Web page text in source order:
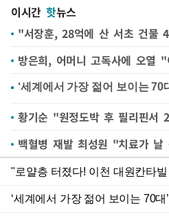
이시간 핫뉴스
"서장훈, 28억에 산 서초 건물
방은희, 어머니 고독사에 오열
황기순 "원정도박 후 필리핀서
백혈병 재발 최성원 "치료가